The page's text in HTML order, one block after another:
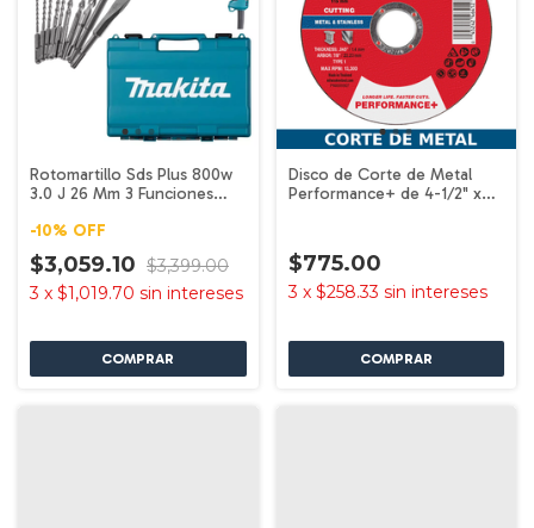
Rotomartillo Sds Plus 800w
3.0 J 26 Mm 3 Funciones
HR2670
-10% OFF
$3,059.10 $3,399.00
3 x $1,019.70 sin intereses
Disco de Corte de Metal
Performance+ de 4-1/2" x
0103
$775.00
3 x $258.33 sin intereses